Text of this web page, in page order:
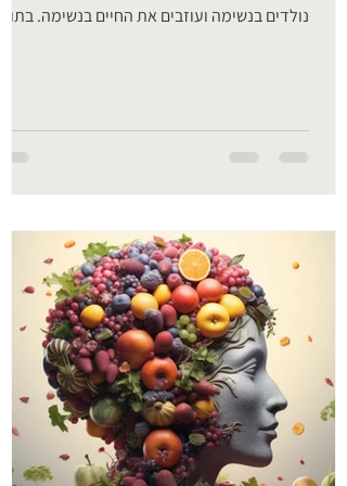
נשימה נכונה ואיך נושמים בחיי היומיום? מה
קורה לנו כשאנו לומדים לנשום נכון ברמה
הכימית, הביולוגית והנפשית?
איך הנשימה משפיעה לטובה על תהליך האנטי
אייג'ינג? נשימה ככלי להעצמת אנרגיה וריפוי.
ואיזה שינויים נוכל לחולל בגופנו ותודעתנו
בזכות נשימה נכונה?
שיחה מרתקת על הכלי העוצמתי ביותר שיש
לנו!
נולדים בנשימה ועוזבים את החיים בנשימה. בתוך